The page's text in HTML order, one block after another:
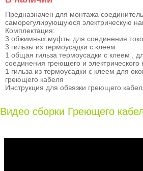
Предназначен для монтажа
саморегулирующуюся электрическую
Комплектация:
3 обжимных муфты для соединения
3 гильзы из термоусадки с клеем
1 общая гильза термоусадки с клеем ,
соединения греющего и электрического
1 гильза из термоусадки с клеем для
греющего кабеля
Инструкция для обвязки греющего
Видео сборки Греющего